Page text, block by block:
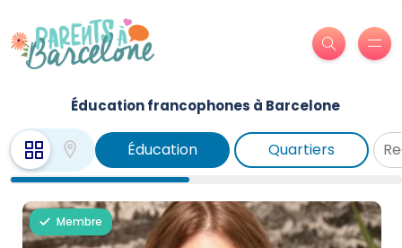
Éducation francophones à Barcelone
Éducation Quartiers
Membre